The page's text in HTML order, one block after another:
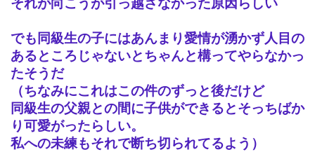
でも同級生の子にはあんまり愛情が湧かず人目の
あるところじゃないとちゃんと構ってやらなかっ
たそうだ
（ちなみにこれはこの件のずっと後だけど
同級生の父親との間に子供ができるとそっちばか
り可愛がったらしい。
私への未練もそれで断ち切られてるよう）